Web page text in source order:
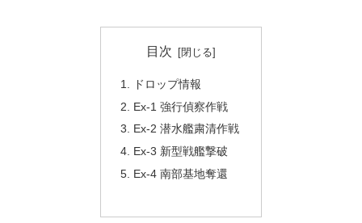
目次
ドロップ情報
Ex-1 強行偵察作戦
Ex-2 潜水艦粛清作戦
Ex-3 新型戦艦撃破
Ex-4 南部基地奪還